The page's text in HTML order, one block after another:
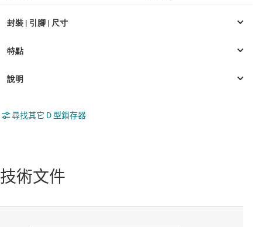
尋找其它 D 型鎖存器
技術文件